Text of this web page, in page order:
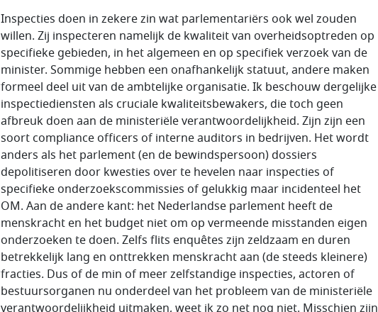
Inspecties doen in zekere zin wat parlementariërs ook wel zouden
willen. Zij inspecteren namelijk de kwaliteit van overheidsoptreden op
specifieke gebieden, in het algemeen en op specifiek verzoek van de
minister. Sommige hebben een onafhankelijk statuut, andere maken
formeel deel uit van de ambtelijke organisatie. Ik beschouw dergelijke
inspectiediensten als cruciale kwaliteitsbewakers, die toch geen
afbreuk doen aan de ministeriële verantwoordelijkheid. Zijn zijn een
soort compliance officers of interne auditors in bedrijven. Het wordt
anders als het parlement (en de bewindspersoon) dossiers
depolitiseren door kwesties over te hevelen naar inspecties of
specifieke onderzoekscommissies of gelukkig maar incidenteel het
OM. Aan de andere kant: het Nederlandse parlement heeft de
menskracht en het budget niet om op vermeende misstanden eigen
onderzoeken te doen. Zelfs flits enquêtes zijn zeldzaam en duren
betrekkelijk lang en onttrekken menskracht aan (de steeds kleinere)
fracties. Dus of de min of meer zelfstandige inspecties, actoren of
bestuursorganen nu onderdeel van het probleem van de ministeriële
verantwoordelijkheid uitmaken, weet ik zo net nog niet. Misschien zijn